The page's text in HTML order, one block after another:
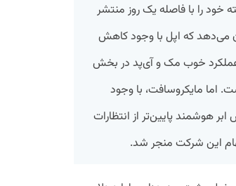
را با فاصله یک روز منتشر
می‌دهد که اپل با وجود کاهش
خوب مک و آی‌پد در بخش
اما مایکروسافت، با وجود
هوشمند پایین‌تر از انتظارات
این شرکت منجر شد.